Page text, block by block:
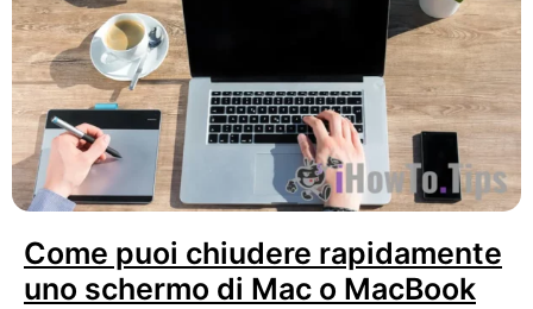
Come puoi chiudere rapidamente
uno schermo di Mac o MacBook